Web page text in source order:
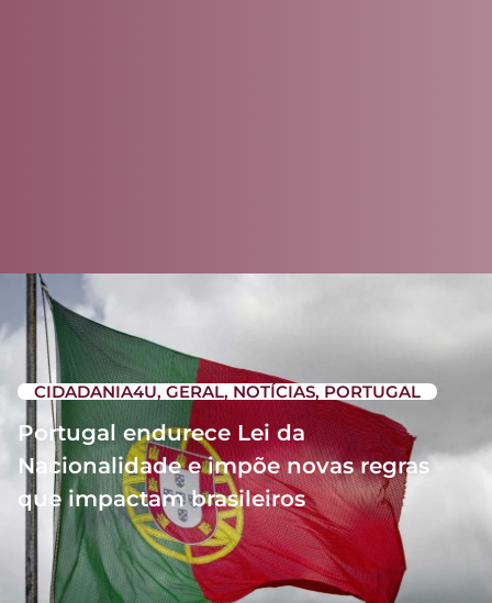
CIDADANIA4U, GERAL, NOTÍCIAS, PORTUGAL
Portugal endurece Lei da
Nacionalidade e impõe novas regras
que impactam brasileiros